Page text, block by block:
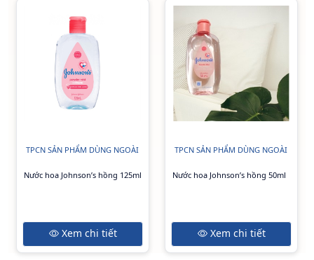
TPCN SẢN PHẨM DÙNG NGOÀI
Nước hoa Johnson’s hồng 125ml
Xem chi tiết
TPCN SẢN PHẨM DÙNG NGOÀI
Nước hoa Johnson’s hồng 50ml
Xem chi tiết